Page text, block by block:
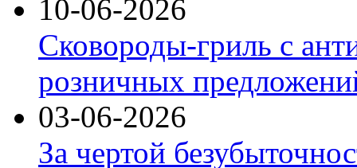
10-06-2026
Сковороды-гриль с
розничных
03-06-2026
За чертой